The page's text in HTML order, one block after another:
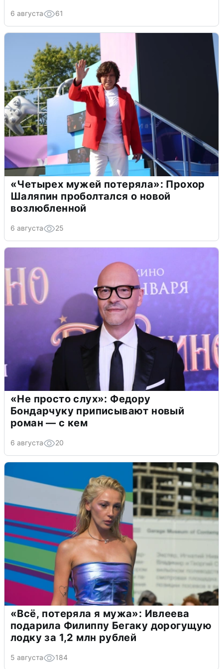
6 августа 61
«Четырех мужей потеряла»: Прохор
Шаляпин проболтался о новой
возлюбленной
6 августа 25
«Не просто слух»: Федору
Бондарчуку приписывают новый
роман — с кем
6 августа 20
«Всё, потеряла я мужа»: Ивлеева
подарила Филиппу Бегаку дорогущую
лодку за 1,2 млн рублей
5 августа 184